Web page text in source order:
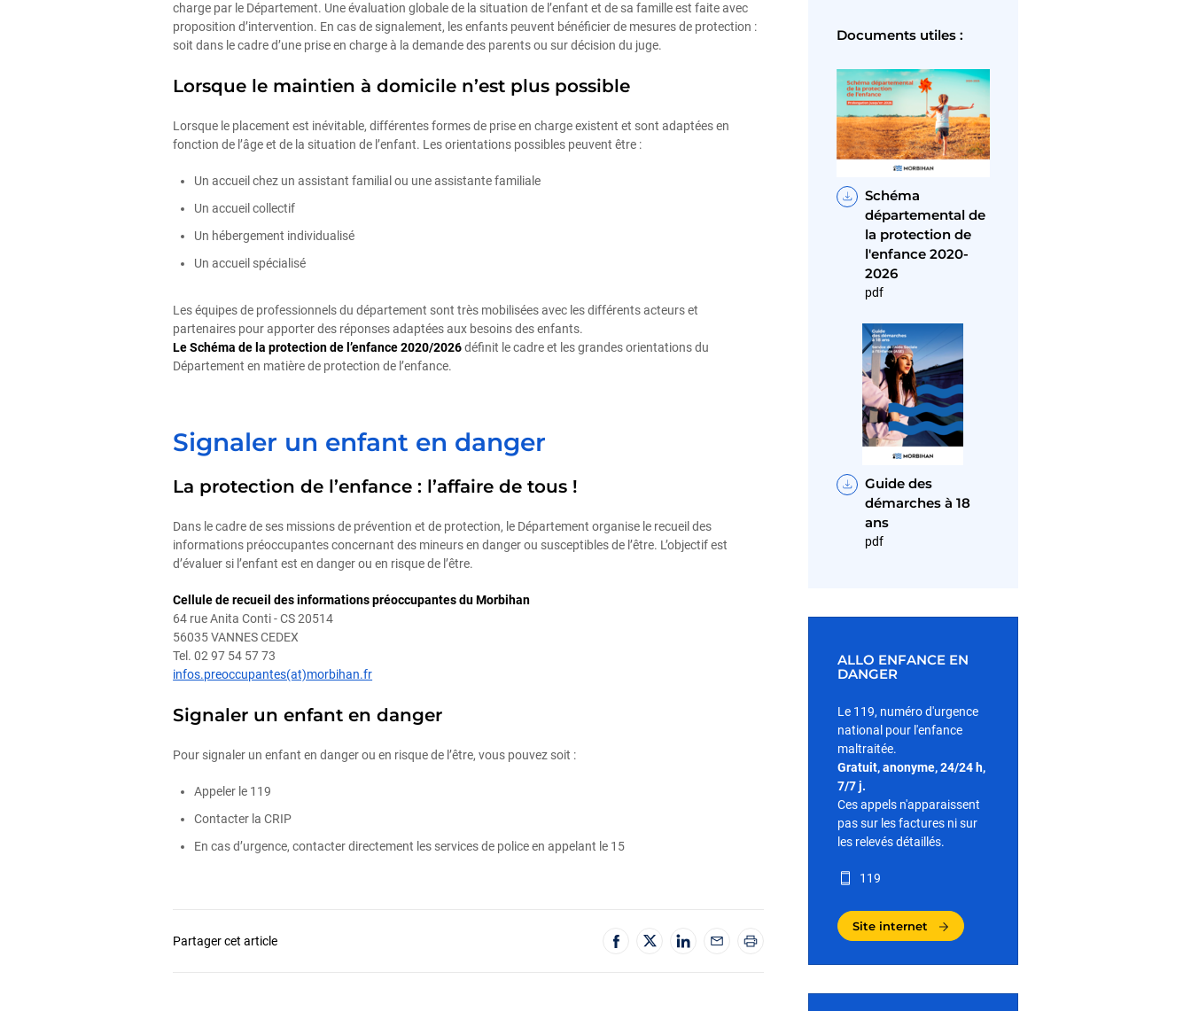
charge par le Département. Une évaluation globale de la situation de l’enfant et de sa famille est faite avec
proposition d’intervention. En cas de signalement, les enfants peuvent bénéficier de mesures de protection :
soit dans le cadre d’une prise en charge à la demande des parents ou sur décision du juge.
Lorsque le maintien à domicile n’est plus possible
Lorsque le placement est inévitable, différentes formes de prise en charge existent et sont adaptées en
fonction de l’âge et de la situation de l’enfant. Les orientations possibles peuvent être :
Un accueil chez un assistant familial ou une assistante familiale
Un accueil collectif
Un hébergement individualisé
Un accueil spécialisé
Les équipes de professionnels du département sont très mobilisées avec les différents acteurs et
partenaires pour apporter des réponses adaptées aux besoins des enfants.
Le Schéma de la protection de l’enfance 2020/2026définit le cadre et les grandes orientations du
Département en matière de protection de l’enfance.
Signaler un enfant en danger
La protection de l’enfance : l’affaire de tous !
Dans le cadre de ses missions de prévention et de protection, le Département organise le recueil des
informations préoccupantes concernant des mineurs en danger ou susceptibles de l’être. L’objectif est
d’évaluer si l’enfant est en danger ou en risque de l’être.
Cellule de recueil des informations préoccupantes du Morbihan
64 rue Anita Conti - CS 20514
56035 VANNES CEDEX
Tel. 02 97 54 57 73
infos.preoccupantes(at)morbihan.fr
Signaler un enfant en danger
Pour signaler un enfant en danger ou en risque de l’être, vous pouvez soit :
Appeler le 119
Contacter la CRIP
En cas d’urgence, contacter directement les services de police en appelant le 15
Partager cet article
Documents utiles :
Schéma
départemental de
la protection de
l'enfance 2020-
2026
pdf
Guide des
démarches à 18
ans
pdf
ALLO ENFANCE EN
DANGER
Le 119, numéro d'urgence
national pour l'enfance
maltraitée.
Gratuit, anonyme, 24/24 h,
7/7 j.
Ces appels n'apparaissent
pas sur les factures ni sur
les relevés détaillés.
119
Site internet